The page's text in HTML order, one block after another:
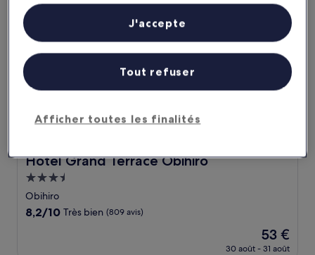
156 €
Hotel Grand Terrace Obihiro
Hotel Grand Terrace Obihiro
Hébergement
3.5 étoiles
Obihiro
8.2
8,2/10 Très bien (809 avis)
Le
nouveau
53 €
30 août - 31 août
personnalisés, mesure de performance des publicités et du contenu,
études d’audience et développement de services.
Liste de nos partenaires (fournisseurs)
Afficher toutes les finalités
Tout refuser
J'accepte